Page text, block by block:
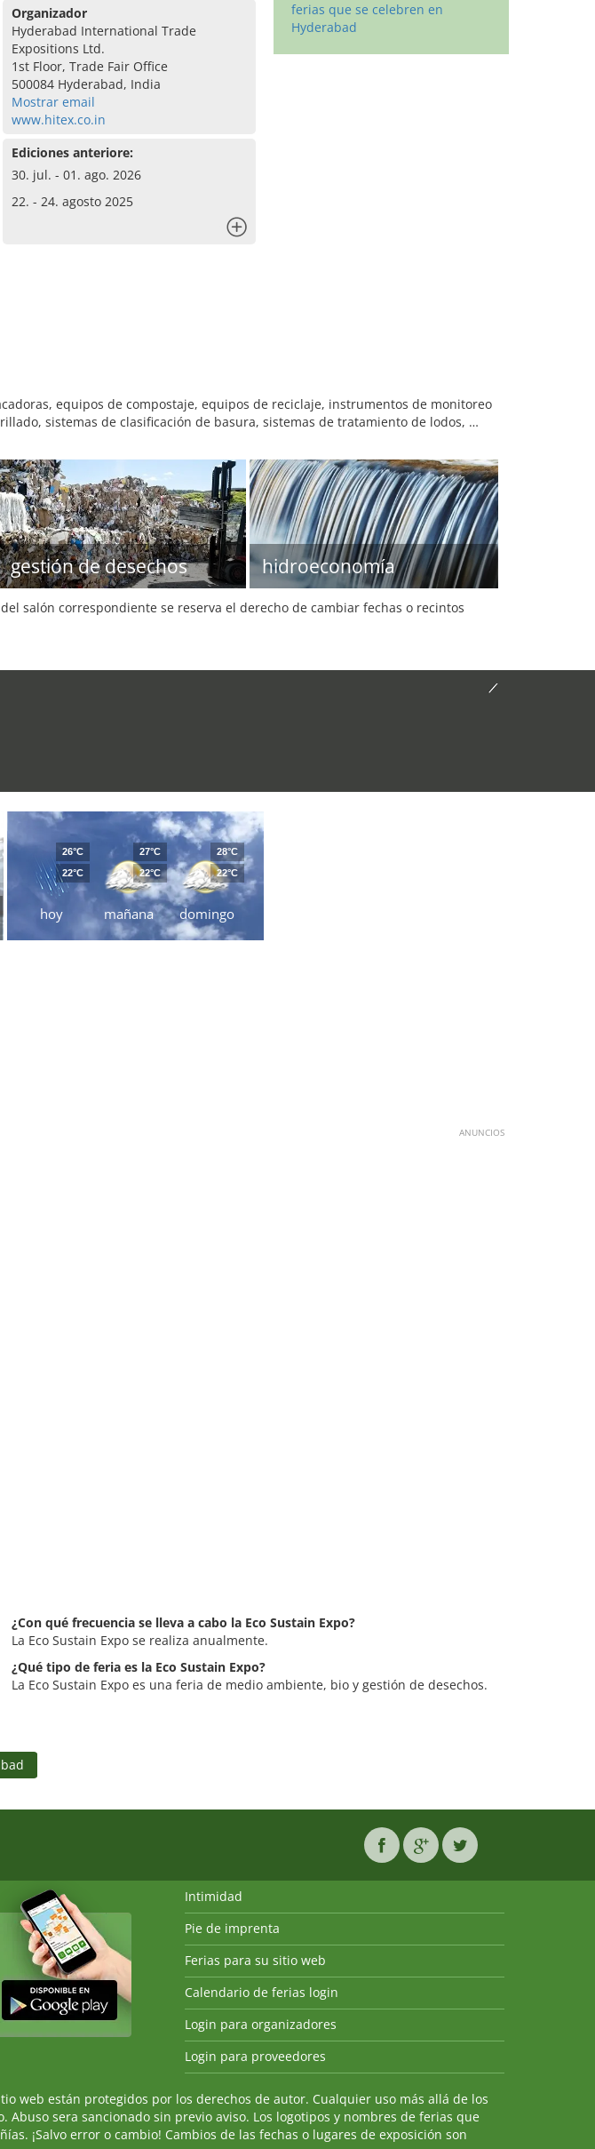
Organizador
Hyderabad International Trade
Expositions Ltd.
1st Floor, Trade Fair Office
500084 Hyderabad, India
Mostrar email
www.hitex.co.in
Ediciones anteriore:
30. jul. - 01. ago. 2026
22. - 24. agosto 2025
ferias que se celebren en
Hyderabad
equipos de compostaje, equipos de reciclaje, instrumentos de monitoreo
sistemas de clasificación de basura, sistemas de tratamiento de lodos, …
gestión de desechos hidroeconomía
salón correspondiente se reserva el derecho de cambiar fechas o recintos
hoy
26°C
22°C
mañana
27°C
22°C
domingo
28°C
22°C
ANUNCIOS
¿Con qué frecuencia se lleva a cabo la Eco Sustain Expo?
La Eco Sustain Expo se realiza anualmente.
¿Qué tipo de feria es la Eco Sustain Expo?
La Eco Sustain Expo es una feria de medio ambiente, bio y gestión de desechos.
Intimidad
Pie de imprenta
Ferias para su sitio web
Calendario de ferias login
Login para organizadores
Login para proveedores
web están protegidos por los derechos de autor. Cualquier uso más allá de los
sera sancionado sin previo aviso. Los logotipos y nombres de ferias que
¡Salvo error o cambio! Cambios de las fechas o lugares de exposición son